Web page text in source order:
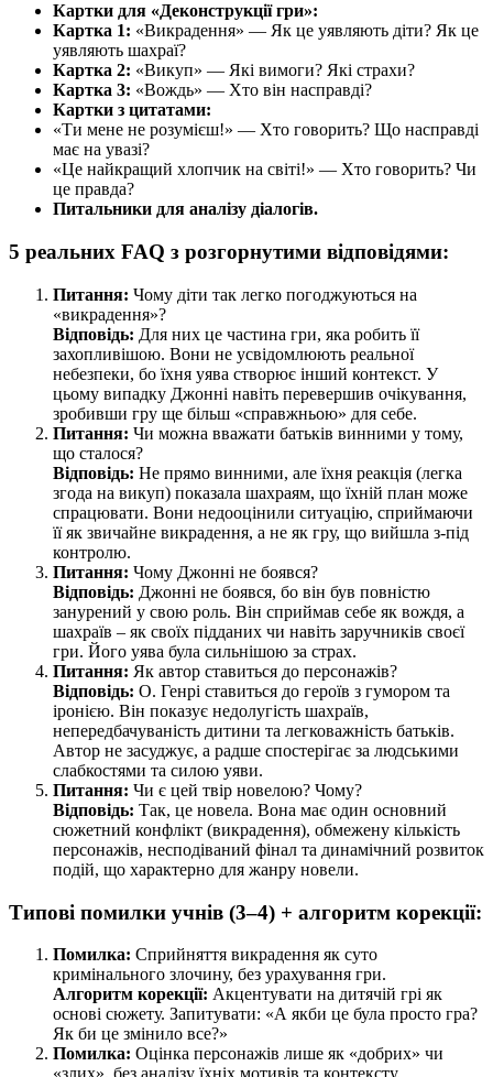
Картки для «Деконструкції гри»:
Картка 1: «Викрадення» — Як це уявляють діти? Як це
уявляють шахраї?
Картка 2: «Викуп» — Які вимоги? Які страхи?
Картка 3: «Вождь» — Хто він насправді?
Картки з цитатами:
«Ти мене не розумієш!» — Хто говорить? Що насправді
має на увазі?
«Це найкращий хлопчик на світі!» — Хто говорить? Чи
це правда?
Питальники для аналізу діалогів.
5 реальних FAQ з розгорнутими відповідями:
Питання: Чому діти так легко погоджуються на
«викрадення»?
Відповідь: Для них це частина гри, яка робить її
захопливішою. Вони не усвідомлюють реальної
небезпеки, бо їхня уява створює інший контекст. У
цьому випадку Джонні навіть перевершив очікування,
зробивши гру ще більш «справжньою» для себе.
Питання: Чи можна вважати батьків винними у тому,
що сталося?
Відповідь: Не прямо винними, але їхня реакція (легка
згода на викуп) показала шахраям, що їхній план може
спрацювати. Вони недооцінили ситуацію, сприймаючи
її як звичайне викрадення, а не як гру, що вийшла з-під
контролю.
Питання: Чому Джонні не боявся?
Відповідь: Джонні не боявся, бо він був повністю
занурений у свою роль. Він сприймав себе як вождя, а
шахраїв – як своїх підданих чи навіть заручників своєї
гри. Його уява була сильнішою за страх.
Питання: Як автор ставиться до персонажів?
Відповідь: О. Генрі ставиться до героїв з гумором та
іронією. Він показує недолугість шахраїв,
непередбачуваність дитини та легковажність батьків.
Автор не засуджує, а радше спостерігає за людськими
слабкостями та силою уяви.
Питання: Чи є цей твір новелою? Чому?
Відповідь: Так, це новела. Вона має один основний
сюжетний конфлікт (викрадення), обмежену кількість
персонажів, несподіваний фінал та динамічний розвиток
подій, що характерно для жанру новели.
Типові помилки учнів (3–4) + алгоритм корекції:
Помилка: Сприйняття викрадення як суто
кримінального злочину, без урахування гри.
Алгоритм корекції: Акцентувати на дитячій грі як
основі сюжету. Запитувати: «А якби це була просто гра?
Як би це змінило все?»
Помилка: Оцінка персонажів лише як «добрих» чи